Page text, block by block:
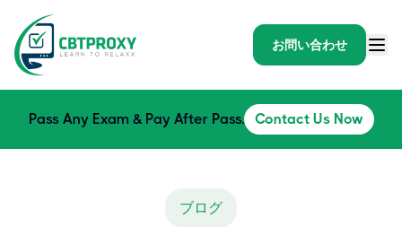
お問い合わせ
Pass Any Exam & Pay After Pass. Contact Us Now
ブログ